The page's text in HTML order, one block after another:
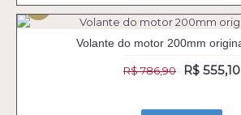
Volante do motor 200mm
R$ 786,90 R$ 555,10